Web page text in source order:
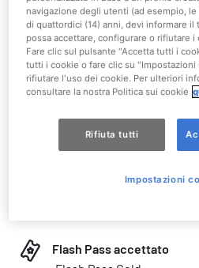
Adventureland
Tipo di Attrazione
Roller coaster
Limiti di accesso
Altezza minima: 140 cm
Flash Pass accettato
navigazione degli utenti (ad esempio,
di quattordici (14) anni, devi informare
possa accettare, configurare o rifiutare
Fare clic sul pulsante "Accetta tutti i
tutti i cookie o fare clic su
rifiutare l'uso dei cookie. Per ulteriori
consultare la nostra Politica sui cookie
Rifiuta tutti
Impostazioni